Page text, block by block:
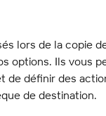
lors de la copie
options. Ils vous
de définir des
de destination.